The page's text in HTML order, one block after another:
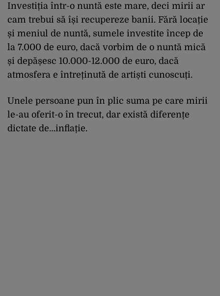
Investiția într-o nuntă este mare, deci mirii ar
cam trebui să își recupereze banii. Fără locație
și meniul de nuntă, sumele investite încep de
la 7.000 de euro, dacă vorbim de o nuntă mică
și depășesc 10.000-12.000 de euro, dacă
atmosfera e întreținută de artiști cunoscuți.
Unele persoane pun în plic suma pe care mirii
le-au oferit-o în trecut, dar există diferențe
dictate de…inflație.